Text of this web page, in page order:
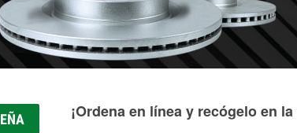
¡Ordena en línea y recógelo en